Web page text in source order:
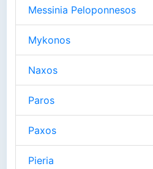
Messinia Peloponnesos
Mykonos
Naxos
Paros
Paxos
Pieria